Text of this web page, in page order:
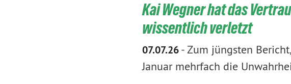
Kai Wegner hat das
wissentlich verletzt
07.07.26-Zum jüngsten
Januar mehrfach die